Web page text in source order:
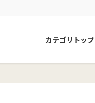
カテゴリトップ